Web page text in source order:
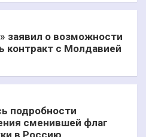
заявил о возможности
контракт с Молдавией
подробности
сменившей флаг